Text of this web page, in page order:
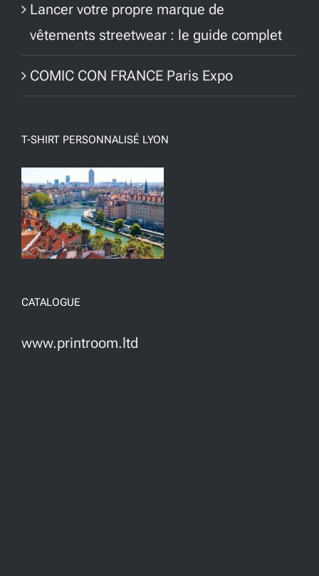
Lancer votre propre marque de
vêtements streetwear : le guide complet
COMIC CON FRANCE Paris Expo
T-SHIRT PERSONNALISÉ LYON
CATALOGUE
www.printroom.ltd